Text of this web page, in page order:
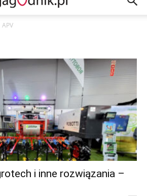
APV
i inne rozwiązania –